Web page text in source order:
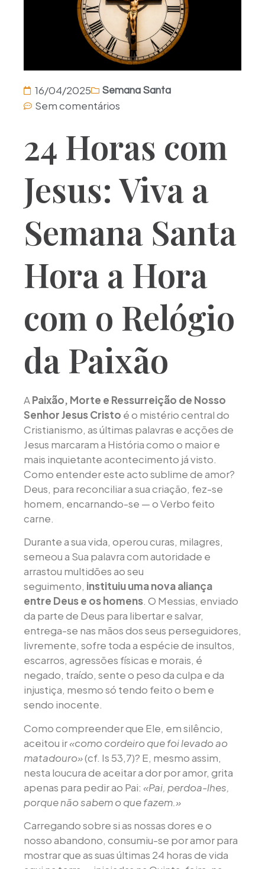
16/04/2025 Semana Santa
Sem comentários
24 Horas com
Jesus: Viva a
Semana Santa
Hora a Hora
com o Relógio
da Paixão
APaixão, Morte e Ressurreição de Nosso
Senhor Jesus Cristo é o mistério central do
Cristianismo, as últimas palavras e acções de
Jesus marcaram a História como o maior e
mais inquietante acontecimento já visto.
Como entender este acto sublime de amor?
Deus, para reconciliar a sua criação, fez-se
homem, encarnando-se — o Verbo feito
carne.
Durante a sua vida, operou curas, milagres,
semeou a Sua palavra com autoridade e
arrastou multidões ao seu
seguimento, instituiu uma nova aliança
entre Deus e os homens. O Messias, enviado
da parte de Deus para libertar e salvar,
entrega-se nas mãos dos seus perseguidores,
livremente, sofre toda a espécie de insultos,
escarros, agressões físicas e morais, é
negado, traído, sente o peso da culpa e da
injustiça, mesmo só tendo feito o bem e
sendo inocente.
Como compreender que Ele, em silêncio,
aceitou ir«como cordeiro que foi levado ao
matadouro»(cf. Is 53,7)? E, mesmo assim,
nesta loucura de aceitar a dor por amor, grita
apenas para pedir ao Pai: «Pai, perdoa-lhes,
porque não sabem o que fazem.»
Carregando sobre si as nossas dores e o
nosso abandono, consumiu-se por amor para
mostrar que as suas últimas 24 horas de vida